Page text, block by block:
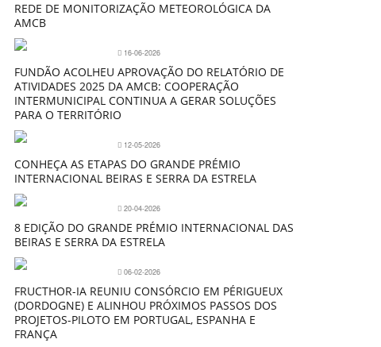
REDE DE MONITORIZAÇÃO METEOROLÓGICA DA
AMCB
16-06-2026
FUNDÃO ACOLHEU APROVAÇÃO DO RELATÓRIO DE
ATIVIDADES 2025 DA AMCB: COOPERAÇÃO
INTERMUNICIPAL CONTINUA A GERAR SOLUÇÕES
PARA O TERRITÓRIO
12-05-2026
CONHEÇA AS ETAPAS DO GRANDE PRÉMIO
INTERNACIONAL BEIRAS E SERRA DA ESTRELA
20-04-2026
8 EDIÇÃO DO GRANDE PRÉMIO INTERNACIONAL DAS
BEIRAS E SERRA DA ESTRELA
06-02-2026
FRUCTHOR-IA REUNIU CONSÓRCIO EM PÉRIGUEUX
(DORDOGNE) E ALINHOU PRÓXIMOS PASSOS DOS
PROJETOS-PILOTO EM PORTUGAL, ESPANHA E
FRANÇA